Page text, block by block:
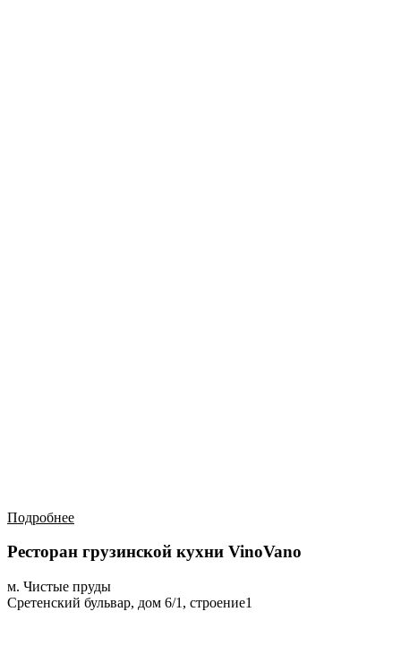
Подробнее
Ресторан грузинской кухни VinoVano
м. Чистые пруды
Сретенский бульвар, дом 6/1, строение1